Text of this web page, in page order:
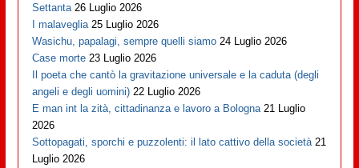
Settanta 26 Luglio 2026
I malaveglia 25 Luglio 2026
Wasichu, papalagi, sempre quelli siamo 24 Luglio 2026
Case morte 23 Luglio 2026
Il poeta che cantò la gravitazione universale e la caduta (degli
angeli e degli uomini) 22 Luglio 2026
E man int la zità, cittadinanza e lavoro a Bologna 21 Luglio
2026
Sottopagati, sporchi e puzzolenti: il lato cattivo della società 21
Luglio 2026